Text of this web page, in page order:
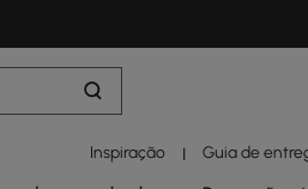
Inspiração | Guia de